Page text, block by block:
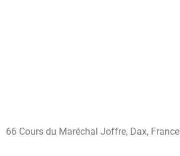
66 Cours du Maréchal Joffre, Dax, France